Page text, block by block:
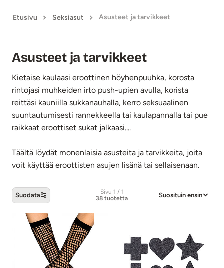
Etusivu Seksiasut Asusteet ja tarvikkeet
Asusteet ja tarvikkeet
Kietaise kaulaasi eroottinen höyhenpuuhka, korosta
rintojasi muhkeiden irto push-upien avulla, korista
reittäsi kauniilla sukkanauhalla, kerro seksuaalinen
suuntautumisesti rannekkeella tai kaulapannalla tai pue
raikkaat eroottiset sukat jalkaasi....
Täältä löydät monenlaisia asusteita ja tarvikkeita, joita
voit käyttää eroottisten asujen lisänä tai sellaisenaan.
Suodata
Sivu 1 / 1
38 tuotetta
Suosituin ensin
Asusteet ja tarvikkeet -tuotteet